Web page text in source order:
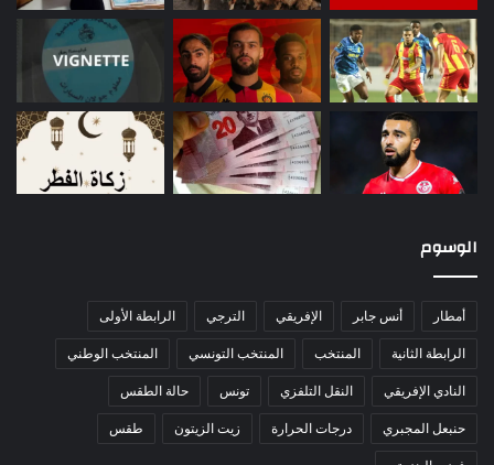
الوسوم
أمطار أنس جابر الإفريقي الترجي الرابطة الأولى
الرابطة الثانية المنتخب المنتخب التونسي المنتخب الوطني
النادي الإفريقي النقل التلفزي تونس حالة الطقس
حنبعل المجبري درجات الحرارة زيت الزيتون طقس